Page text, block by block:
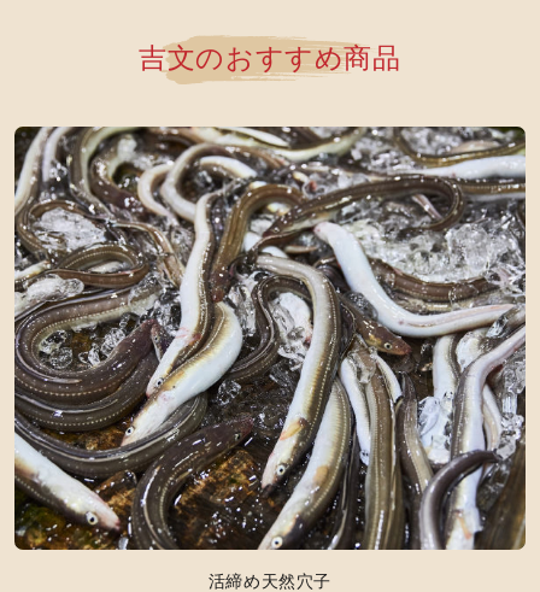
吉文のおすすめ商品
活締め天然穴子